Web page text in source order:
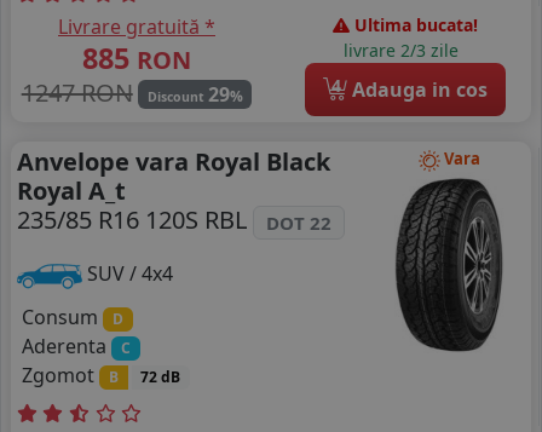
Livrare gratuită *
885 RON
1247 RON
Discount 29%
Ultima bucata!
livrare 2/3 zile
4 Adauga in cos
Vara
Anvelope vara Royal Black
Royal A_t
235/85 R16 120S RBL
DOT 22
SUV / 4x4
Consum
D
Aderenta C
Zgomot B 72 dB